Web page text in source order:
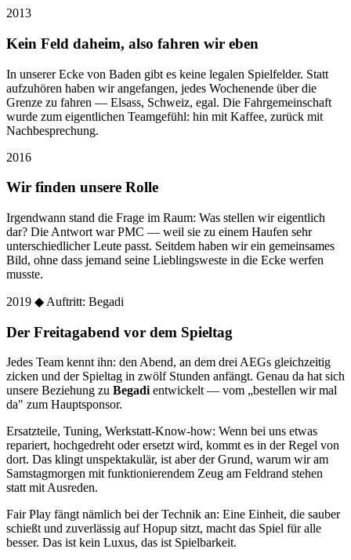
2013
Kein Feld daheim, also fahren wir eben
In unserer Ecke von Baden gibt es keine legalen Spielfelder. Statt
aufzuhören haben wir angefangen, jedes Wochenende über die
Grenze zu fahren — Elsass, Schweiz, egal. Die Fahrgemeinschaft
wurde zum eigentlichen Teamgefühl: hin mit Kaffee, zurück mit
Nachbesprechung.
2016
Wir finden unsere Rolle
Irgendwann stand die Frage im Raum: Was stellen wir eigentlich
dar? Die Antwort war PMC — weil sie zu einem Haufen sehr
unterschiedlicher Leute passt. Seitdem haben wir ein gemeinsames
Bild, ohne dass jemand seine Lieblingsweste in die Ecke werfen
musste.
2019 ◆ Auftritt: Begadi
Der Freitagabend vor dem Spieltag
Jedes Team kennt ihn: den Abend, an dem drei AEGs gleichzeitig
zicken und der Spieltag in zwölf Stunden anfängt. Genau da hat sich
unsere Beziehung zu Begadientwickelt — vom „bestellen wir mal
da" zum Hauptsponsor.
Ersatzteile, Tuning, Werkstatt-Know-how: Wenn bei uns etwas
repariert, hochgedreht oder ersetzt wird, kommt es in der Regel von
dort. Das klingt unspektakulär, ist aber der Grund, warum wir am
Samstagmorgen mit funktionierendem Zeug am Feldrand stehen
statt mit Ausreden.
Fair Play fängt nämlich bei der Technik an: Eine Einheit, die sauber
schießt und zuverlässig auf Hopup sitzt, macht das Spiel für alle
besser. Das ist kein Luxus, das ist Spielbarkeit.